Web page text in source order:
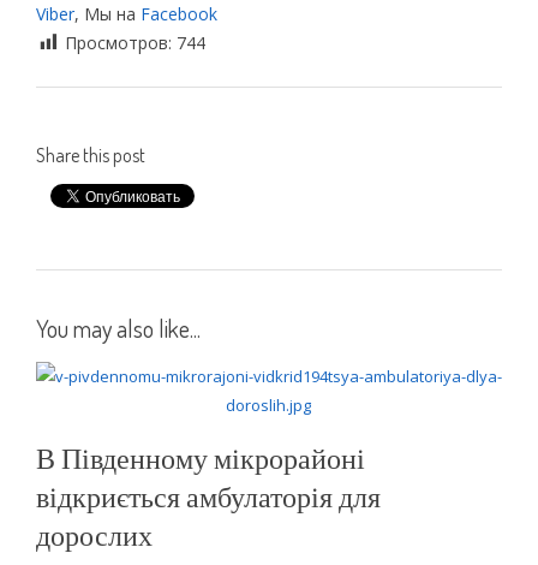
Viber, Мы на Facebook
Просмотров: 744
Share this post
You may also like...
В Південному мікрорайоні
відкриється амбулаторія для
дорослих